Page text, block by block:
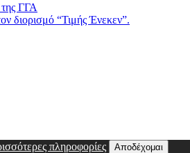
ΓΓΑ
διορισμό “Τιμής Ένεκεν”.
πληροφορίες Αποδέχομαι